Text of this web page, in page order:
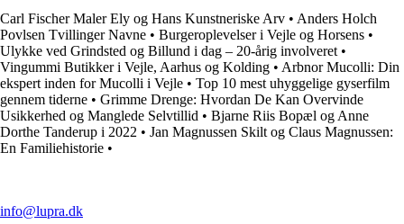
Carl Fischer Maler Ely og Hans Kunstneriske Arv • Anders Holch
Povlsen Tvillinger Navne • Burgeroplevelser i Vejle og Horsens •
Ulykke ved Grindsted og Billund i dag – 20-årig involveret •
Vingummi Butikker i Vejle, Aarhus og Kolding • Arbnor Mucolli: Din
ekspert inden for Mucolli i Vejle • Top 10 mest uhyggelige gyserfilm
gennem tiderne • Grimme Drenge: Hvordan De Kan Overvinde
Usikkerhed og Manglede Selvtillid • Bjarne Riis Bopæl og Anne
Dorthe Tanderup i 2022 • Jan Magnussen Skilt og Claus Magnussen:
En Familiehistorie •
info@lupra.dk